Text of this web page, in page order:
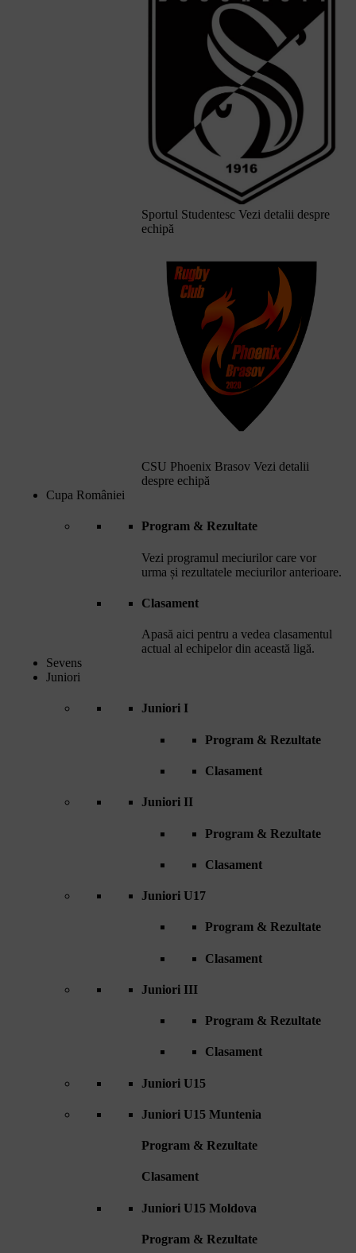
Sportul Studentesc Vezi detalii despre
echipă
CSU Phoenix Brasov Vezi detalii
despre echipă
Cupa României
Program & Rezultate
Vezi programul meciurilor care vor
urma și rezultatele meciurilor anterioare.
Clasament
Apasă aici pentru a vedea clasamentul
actual al echipelor din această ligă.
Sevens
Juniori
Juniori I
Program & Rezultate
Clasament
Juniori II
Program & Rezultate
Clasament
Juniori U17
Program & Rezultate
Clasament
Juniori III
Program & Rezultate
Clasament
Juniori U15
Juniori U15 Muntenia
Program & Rezultate
Clasament
Juniori U15 Moldova
Program & Rezultate